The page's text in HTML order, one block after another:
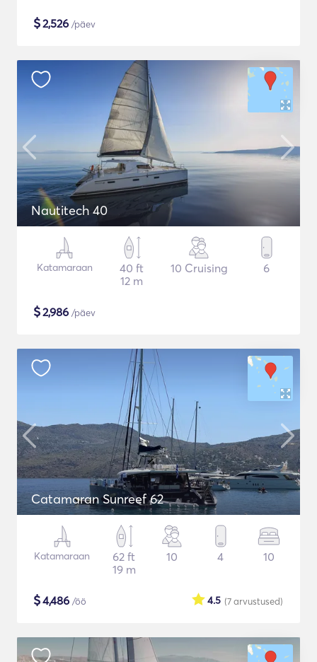
$2,526 /päev
Nautitech 40
Katamaraan
40 ft
12 m
10 Cruising 6
$2,986 /päev
Catamaran Sunreef 62
Katamaraan
62 ft
19 m
10 4 10
$4,486 /öö (7arvustused)
4.5